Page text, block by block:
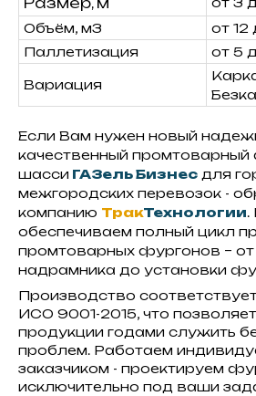
Объём, м3
от 12
Паллетизация
от 5
Вариация
Если Вам нужен новый
качественный промтоварный
шасси ГАЗель Бизнес для
межгородских перевозок -
компанию ТракТехнологии.
обеспечиваем полный цикл
промтоварных фургонов – от
надрамника до установки
Производство
ИСО 9001-2015, что
продукции годами служить
проблем. Работаем
заказчиком - проектируем
исключительно под ваши